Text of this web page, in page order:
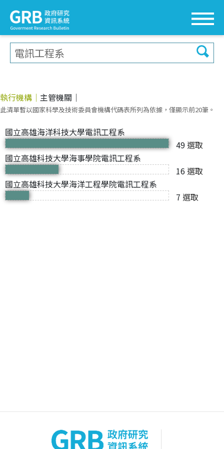
執行機構 │ 主管機關 │
此清單暫以國家科學及技術委員會機構代碼表所列為依據，僅顯示前20筆。
國立高雄海洋科技大學電訊工程系
49 選取
國立高雄科技大學海事學院電訊工程系
16 選取
國立高雄科技大學海洋工程學院電訊工程系
7 選取